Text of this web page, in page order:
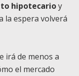
hipotecarioy
la espera volverá
irá de menos a
el mercado